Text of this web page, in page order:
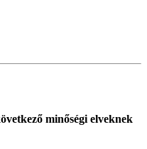
minőségi elveknek